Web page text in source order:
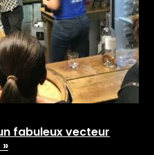
fabuleux vecteur